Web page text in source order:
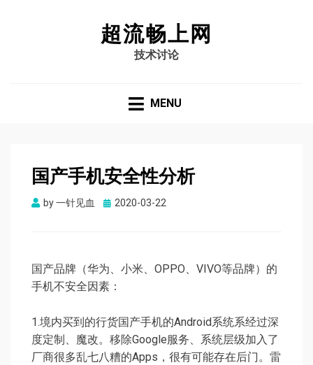
超流畅上网
技术讨论
MENU
国产手机安全性分析
by一针见血
Posted
2020-03-22
国产品牌（华为、小米、OPPO、VIVO等品牌）的
手机不安全因素：
1.境内买到的行货国产手机的Android系统系经过深
度定制、魔改。移除Google服务、系统层级加入了
厂商很多乱七八糟的Apps，很有可能存在后门。雷